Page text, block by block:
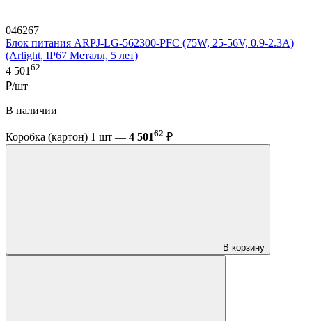
046267
Блок питания ARPJ-LG-562300-PFC (75W, 25-56V, 0.9-2.3A)
(Arlight, IP67 Металл, 5 лет)
4 50162
₽/шт
В наличии
Коробка (картон) 1 шт — 4 50162 ₽
В корзину